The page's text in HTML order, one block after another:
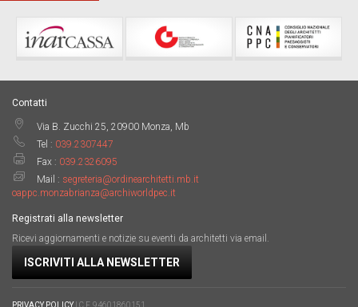
Contatti
Via B. Zucchi 25, 20900 Monza, Mb
Tel : 039.2307447
Fax : 039.2326095
Mail : segreteria@ordinearchitetti.mb.it
oappc.monzabrianza@archiworldpec.it
Registrati alla newsletter
Ricevi aggiornamenti e notizie su eventi da architetti via email.
ISCRIVITI ALLA NEWSLETTER